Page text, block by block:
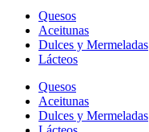
Quesos
Aceitunas
Dulces y Mermeladas
Lácteos
Quesos
Aceitunas
Dulces y Mermeladas